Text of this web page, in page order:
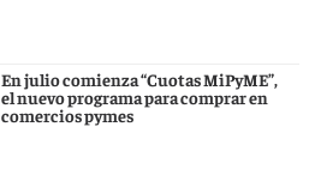
En julio comienza “Cuotas MiPyME”,
el nuevo programa para comprar en
comercios pymes